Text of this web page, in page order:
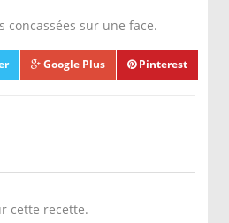
concassées sur une face.
Google Plus Pinterest
cette recette.